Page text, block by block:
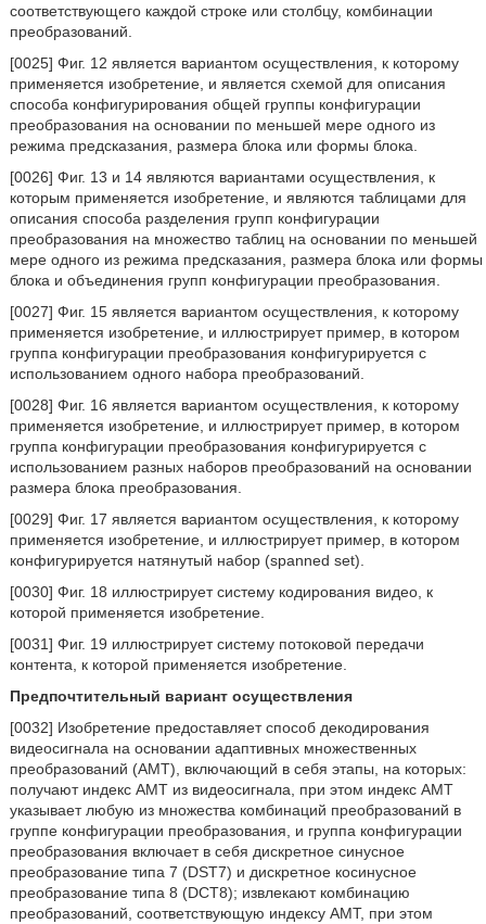
соответствующего каждой строке или столбцу, комбинации
преобразований.
[0025] Фиг. 12 является вариантом осуществления, к которому
применяется изобретение, и является схемой для описания
способа конфигурирования общей группы конфигурации
преобразования на основании по меньшей мере одного из
режима предсказания, размера блока или формы блока.
[0026] Фиг. 13 и 14 являются вариантами осуществления, к
которым применяется изобретение, и являются таблицами для
описания способа разделения групп конфигурации
преобразования на множество таблиц на основании по меньшей
мере одного из режима предсказания, размера блока или формы
блока и объединения групп конфигурации преобразования.
[0027] Фиг. 15 является вариантом осуществления, к которому
применяется изобретение, и иллюстрирует пример, в котором
группа конфигурации преобразования конфигурируется с
использованием одного набора преобразований.
[0028] Фиг. 16 является вариантом осуществления, к которому
применяется изобретение, и иллюстрирует пример, в котором
группа конфигурации преобразования конфигурируется с
использованием разных наборов преобразований на основании
размера блока преобразования.
[0029] Фиг. 17 является вариантом осуществления, к которому
применяется изобретение, и иллюстрирует пример, в котором
конфигурируется натянутый набор (spanned set).
[0030] Фиг. 18 иллюстрирует систему кодирования видео, к
которой применяется изобретение.
[0031] Фиг. 19 иллюстрирует систему потоковой передачи
контента, к которой применяется изобретение.
Предпочтительный вариант осуществления
[0032] Изобретение предоставляет способ декодирования
видеосигнала на основании адаптивных множественных
преобразований (AMT), включающий в себя этапы, на которых:
получают индекс AMT из видеосигнала, при этом индекс AMT
указывает любую из множества комбинаций преобразований в
группе конфигурации преобразования, и группа конфигурации
преобразования включает в себя дискретное синусное
преобразование типа 7 (DST7) и дискретное косинусное
преобразование типа 8 (DCT8); извлекают комбинацию
преобразований, соответствующую индексу AMT, при этом